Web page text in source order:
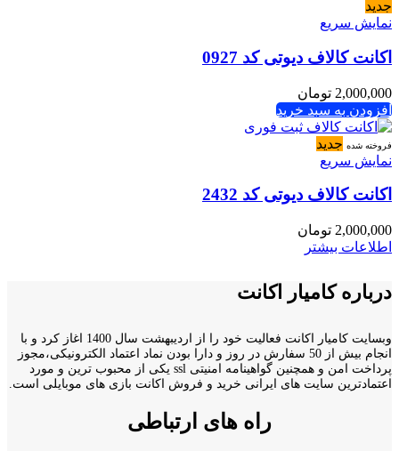
جدید
نمایش سریع
اکانت کالاف دیوتی کد 0927
2,000,000 تومان
افزودن به سبد خرید
فروخته شده جدید
نمایش سریع
اکانت کالاف دیوتی کد 2432
2,000,000 تومان
اطلاعات بیشتر
درباره کامیار اکانت
وبسایت کامیار اکانت فعالیت خود را از اردیبهشت سال 1400 اغاز کرد و با
انجام بیش از 50 سفارش در روز و دارا بودن نماد اعتماد الکترونیکی،مجوز
پرداخت امن و همچنین گواهینامه امنیتی ssl یکی از محبوب ترین و مورد
اعتمادترین سایت های ایرانی خرید و فروش اکانت بازی های موبایلی است.
راه های ارتباطی